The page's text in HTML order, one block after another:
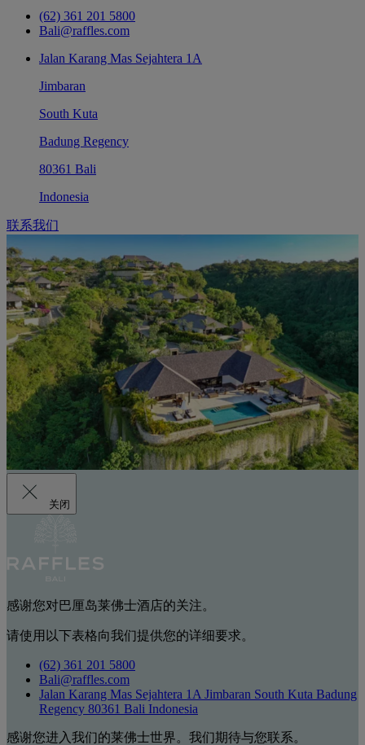
(62) 361 201 5800
Bali@raffles.com
Jalan Karang Mas Sejahtera 1A
Jimbaran
South Kuta
Badung Regency
80361 Bali
Indonesia
联系我们
关闭
感谢您对巴厘岛莱佛士酒店的关注。
请使用以下表格向我们提供您的详细要求。
(62) 361 201 5800
Bali@raffles.com
Jalan Karang Mas Sejahtera 1A Jimbaran South Kuta Badung
Regency 80361 Bali Indonesia
感谢您进入我们的莱佛士世界。我们期待与您联系。